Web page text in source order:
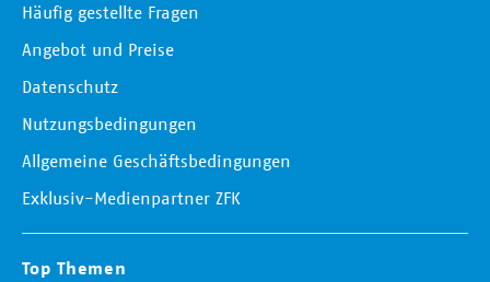
Häufig gestellte Fragen
Angebot und Preise
Datenschutz
Nutzungsbedingungen
Allgemeine Geschäftsbedingungen
Exklusiv-Medienpartner ZFK
Top Themen